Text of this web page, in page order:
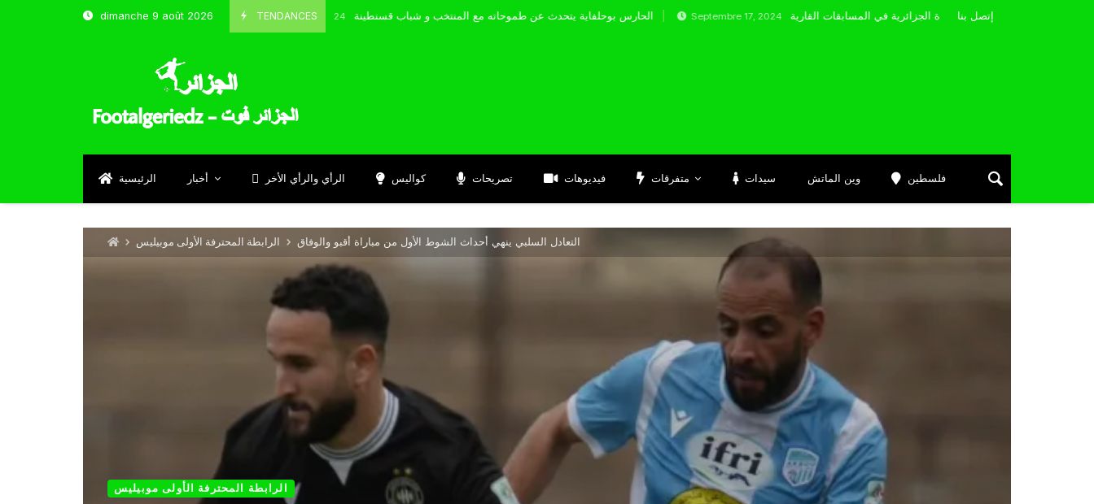
dimanche 9 août 2026 TENDANCES
Octobre 8, 2024 الحارس بوحلفاية يتحدث عن طموحاته مع المنتخب و شباب قسنطينة Septembre 17, 2024 إتصل بنا
الرئيسية أخبار الرأي والرأي الأخر كواليس تصريحات فيديوهات متفرقات سيدات وين الماتش فلسطين
الرابطة المحترفة الأولى موبيليس التعادل السلبي ينهي أحداث الشوط الأول من مباراة أقبو والوفاق
الرابطة المحترفة الأولى موبيليس